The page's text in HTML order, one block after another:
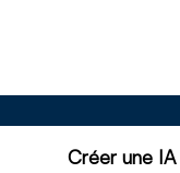
Créer une